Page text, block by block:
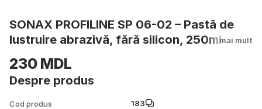
SONAX PROFILINE SP 06-02 – Pastă de
lustruire abrazivă, fără silicon, 250mlmai mult
230 MDL
Despre produs
Cod produs 183